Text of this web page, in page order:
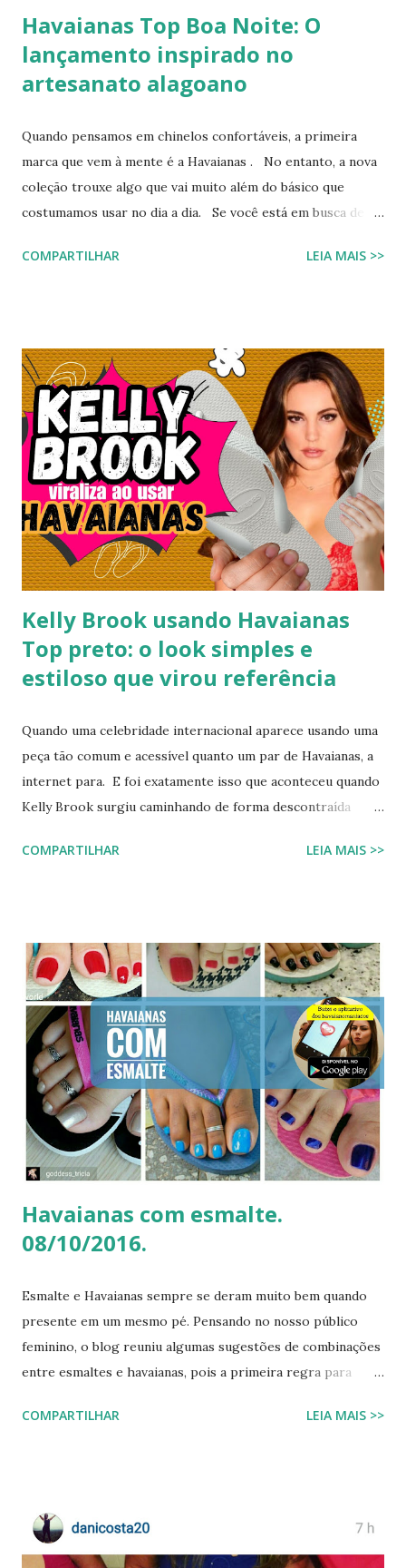
Havaianas Top Boa Noite: O
lançamento inspirado no
artesanato alagoano
Quando pensamos em chinelos confortáveis, a primeira
marca que vem à mente é a Havaianas . No entanto, a nova
coleção trouxe algo que vai muito além do básico que
costumamos usar no dia a dia. Se você está em busca de
riqueza cultural do Nordeste brasileiro, o Chinelo
verdadeira declaração de estilo e arte. Você já imaginou
carregar na sola dos seus pés uma tradição que é
transmitida de geração em geração pelas artesãs do sertão
alagoano? O grande segredo deste lançamento está na
habilidade de traduzir a identidade cultural brasileira em um
acessório de moda contemporâneo, sem perder a essência
da versatilidade que consagrou o formato clássico. É a
união perfeita entre a tradição nordestina e a modernidade
urbana que o seu guarda-ro...
COMPARTILHAR LEIA MAIS >>
Kelly Brook usando Havaianas
Top preto: o look simples e
estiloso que virou referência
Quando uma celebridade internacional aparece usando uma
peça tão comum e acessível quanto um par de Havaianas, a
internet para. E foi exatamente isso que aconteceu quando
Kelly Brook surgiu caminhando de forma descontraída
que se tornou rapidamente uma inspiração para fãs de
“estilo real da vida real”: confortável, descomplicado e
totalmente copiável. É aquele tipo de visual que mostra
que moda não precisa ser cara, extravagante ou complexa e
que até as celebridades mais glamourosas valorizam peças
acessíveis que todo mundo pode ter. Hoje você vai ver por
que esse look viralizou, como a atriz combinou o modelo
Top preto, por que celebridades adoram esse clássico
brasileiro e como você pode reproduzir o visual da Kelly
Brook com facilidade. Vamos mergu...
COMPARTILHAR LEIA MAIS >>
Havaianas com esmalte.
08/10/2016.
Esmalte e Havaianas sempre se deram muito bem quando
presente em um mesmo pé. Pensando no nosso público
feminino, o blog reuniu algumas sugestões de combinações
entre esmaltes e havaianas, pois a primeira regra para
BUSCA PERSONALIZADA NOS ACERVOS DO BLOG
COMPARTILHAR LEIA MAIS >>